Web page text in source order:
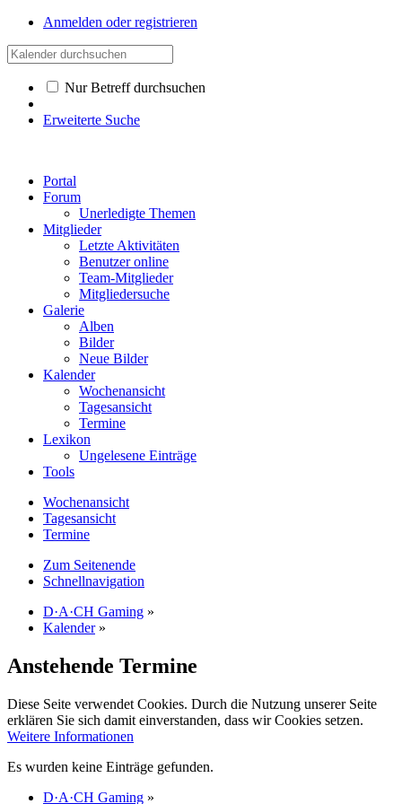
Anmelden oder registrieren
Nur Betreff durchsuchen
Erweiterte Suche
Portal
Forum
Unerledigte Themen
Mitglieder
Letzte Aktivitäten
Benutzer online
Team-Mitglieder
Mitgliedersuche
Galerie
Alben
Bilder
Neue Bilder
Kalender
Wochenansicht
Tagesansicht
Termine
Lexikon
Ungelesene Einträge
Tools
Wochenansicht
Tagesansicht
Termine
Zum Seitenende
Schnellnavigation
D·A·CH Gaming »
Kalender »
Anstehende Termine
Diese Seite verwendet Cookies. Durch die Nutzung unserer Seite
erklären Sie sich damit einverstanden, dass wir Cookies setzen.
Weitere Informationen
Es wurden keine Einträge gefunden.
D·A·CH Gaming »